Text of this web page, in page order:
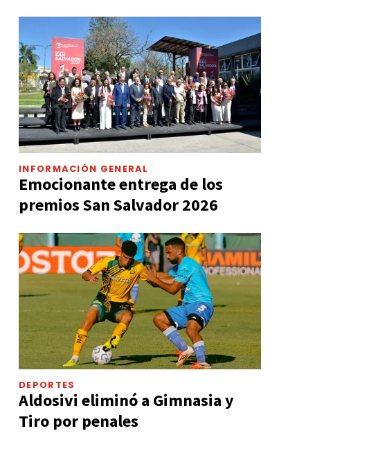
INFORMACIÓN GENERAL
Emocionante entrega de los
premios San Salvador 2026
DEPORTES
Aldosivi eliminó a Gimnasia y
Tiro por penales